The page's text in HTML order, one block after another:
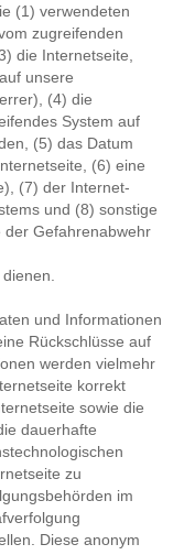
(1) verwendeten
zugreifenden
die Internetseite,
unsere
(4) die
System auf
(5) das Datum
(6) eine
(7) der Internet-
und (8) sonstige
Gefahrenabwehr
und Informationen
Rückschlüsse auf
werden vielmehr
korrekt
sowie die
dauerhafte
zu
im
Diese anonym